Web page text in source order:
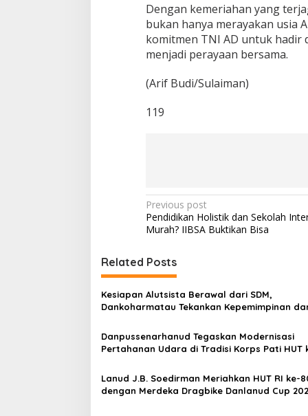
Dengan kemeriahan yang
bukan hanya merayakan usia
komitmen TNI AD untuk hadir
menjadi perayaan bersama.
(Arif Budi/Sulaiman)
119
P
o
t
n
a
i
a
t
Previous post
Pendidikan Holistik dan Sekolah
Murah? IIBSA Buktikan Bisa
Related Posts
Kesiapan Alutsista Berawal dari SDM,
Dankoharmatau Tekankan Kepemimpinan
Danpussenarhanud Tegaskan Modernisasi
Pertahanan Udara di Tradisi Korps Pati HUT
Lanud J.B. Soedirman Meriahkan HUT RI ke-
dengan Merdeka Dragbike Danlanud Cup